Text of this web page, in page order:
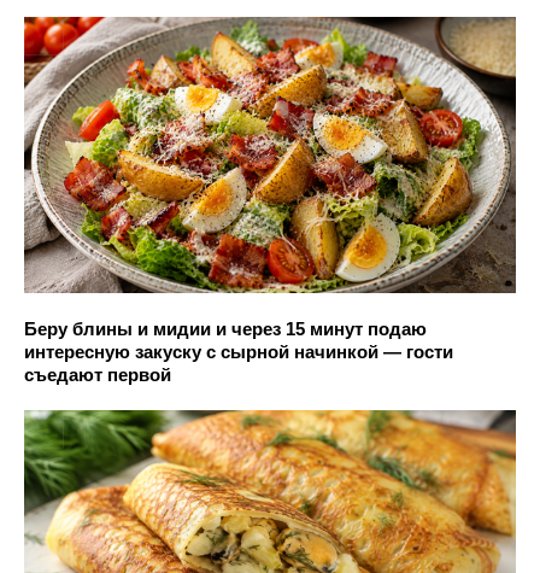
Беру блины и мидии и через 15 минут подаю
интересную закуску с сырной начинкой — гости
съедают первой